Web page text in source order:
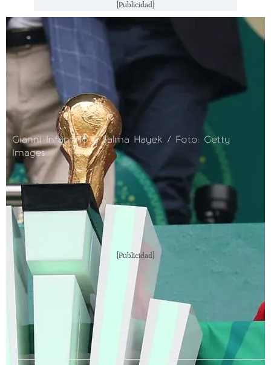
[Publicidad]
Gianni Infantino y Salma Hayek / Foto: Getty
Images
[Publicidad]